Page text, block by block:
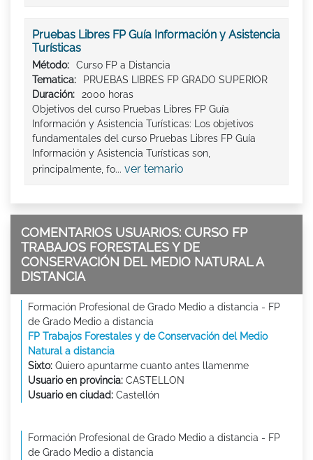
Pruebas Libres FP Guía Información y Asistencia
Turísticas
Método:
Curso FP a Distancia
Tematica:
PRUEBAS LIBRES FP GRADO SUPERIOR
Duración:
2000 horas
Objetivos del curso Pruebas Libres FP Guía
Información y Asistencia Turísticas: Los objetivos
fundamentales del curso Pruebas Libres FP Guía
Información y Asistencia Turísticas son,
principalmente, fo... ver temario
COMENTARIOS USUARIOS: CURSO FP
TRABAJOS FORESTALES Y DE
CONSERVACIÓN DEL MEDIO NATURAL A
DISTANCIA
Formación Profesional de Grado Medio a distancia - FP
de Grado Medio a distancia
FP Trabajos Forestales y de Conservación del Medio
Natural a distancia
Sixto: Quiero apuntarme cuanto antes llamenme
Usuario en provincia: CASTELLON
Usuario en ciudad: Castellón
Formación Profesional de Grado Medio a distancia - FP
de Grado Medio a distancia